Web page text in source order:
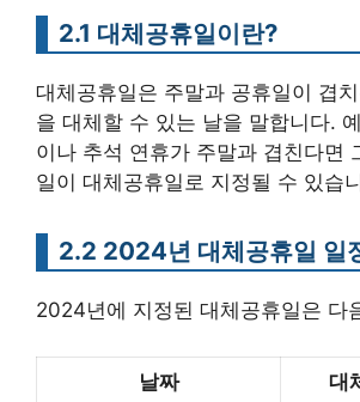
2.1 대체공휴일이란?
대체공휴일은 주말과 공휴일이 겹
을 대체할 수 있는 날을 말합니다.
이나 추석 연휴가 주말과 겹친다면
일이 대체공휴일로 지정될 수 있습
2.2 2024년 대체공휴일 일
2024년에 지정된 대체공휴일은 다
날짜 대